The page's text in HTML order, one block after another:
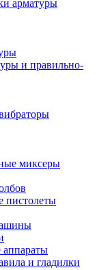
арматуры
и правильно-
миксеры
и гладилки